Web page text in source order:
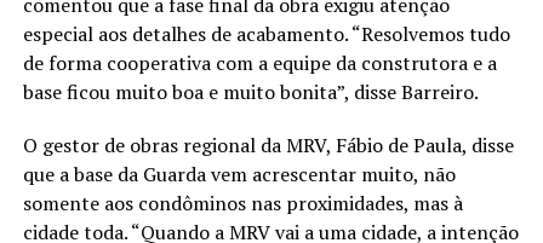
especial aos detalhes de acabamento. “Resolvemos tudo
de forma cooperativa com a equipe da construtora e a
base ficou muito boa e muito bonita”, disse Barreiro.
O gestor de obras regional da MRV, Fábio de Paula, disse
que a base da Guarda vem acrescentar muito, não
somente aos condôminos nas proximidades, mas à
cidade toda. “Quando a MRV vai a uma cidade, a intenção